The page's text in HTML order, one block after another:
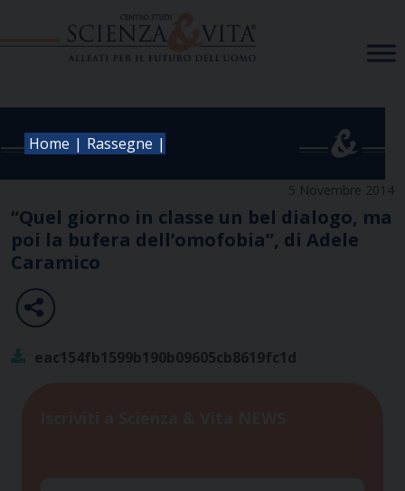
Home | Rassegne |
5 Novembre 2014
“Quel giorno in classe un bel dialogo, ma
poi la bufera dell’omofobia”, di Adele
Caramico
eac154fb1599b190b09605cb8619fc1d